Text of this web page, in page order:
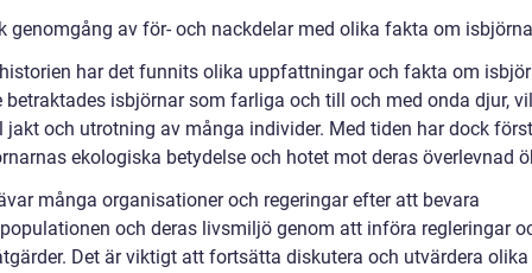
genomgång av för- och nackdelar med olika fakta om
har det funnits olika uppfattningar och fakta om
betraktades isbjörnar som farliga och till och med onda djur,
jakt och utrotning av många individer. Med tiden har dock
ekologiska betydelse och hotet mot deras överlevnad
många organisationer och regeringar efter att bevara
och deras livsmiljö genom att införa regleringar
Det är viktigt att fortsätta diskutera och utvärdera